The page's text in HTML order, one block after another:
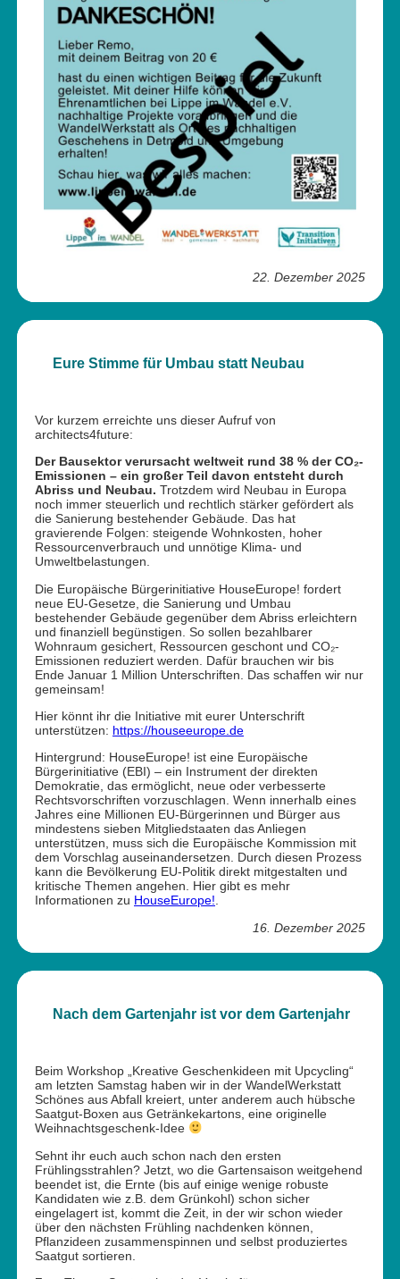
22. Dezember 2025
Eure Stimme für Umbau statt Neubau
Vor kurzem erreichte uns dieser Aufruf von
architects4future:
Der Bausektor verursacht weltweit rund 38 % der CO₂-
Emissionen – ein großer Teil davon entsteht durch
Abriss und Neubau. Trotzdem wird Neubau in Europa
noch immer steuerlich und rechtlich stärker gefördert als
die Sanierung bestehender Gebäude. Das hat
gravierende Folgen: steigende Wohnkosten, hoher
Ressourcenverbrauch und unnötige Klima- und
Umweltbelastungen.
Die Europäische Bürgerinitiative HouseEurope! fordert
neue EU-Gesetze, die Sanierung und Umbau
bestehender Gebäude gegenüber dem Abriss erleichtern
und finanziell begünstigen. So sollen bezahlbarer
Wohnraum gesichert, Ressourcen geschont und CO₂-
Emissionen reduziert werden. Dafür brauchen wir bis
Ende Januar 1 Million Unterschriften. Das schaffen wir nur
gemeinsam!
Hier könnt ihr die Initiative mit eurer Unterschrift
unterstützen: https://houseeurope.de
Hintergrund: HouseEurope! ist eine Europäische
Bürgerinitiative (EBI) – ein Instrument der direkten
Demokratie, das ermöglicht, neue oder verbesserte
Rechtsvorschriften vorzuschlagen. Wenn innerhalb eines
Jahres eine Millionen EU-Bürgerinnen und Bürger aus
mindestens sieben Mitgliedstaaten das Anliegen
unterstützen, muss sich die Europäische Kommission mit
dem Vorschlag auseinandersetzen. Durch diesen Prozess
kann die Bevölkerung EU-Politik direkt mitgestalten und
kritische Themen angehen. Hier gibt es mehr
Informationen zu HouseEurope!.
16. Dezember 2025
Nach dem Gartenjahr ist vor dem Gartenjahr
Beim Workshop „Kreative Geschenkideen mit Upcycling“
am letzten Samstag haben wir in der WandelWerkstatt
Schönes aus Abfall kreiert, unter anderem auch hübsche
Saatgut-Boxen aus Getränkekartons, eine originelle
Weihnachtsgeschenk-Idee
Sehnt ihr euch auch schon nach den ersten
Frühlingsstrahlen? Jetzt, wo die Gartensaison weitgehend
beendet ist, die Ernte (bis auf einige wenige robuste
Kandidaten wie z.B. dem Grünkohl) schon sicher
eingelagert ist, kommt die Zeit, in der wir schon wieder
über den nächsten Frühling nachdenken können,
Pflanzideen zusammenspinnen und selbst produziertes
Saatgut sortieren.